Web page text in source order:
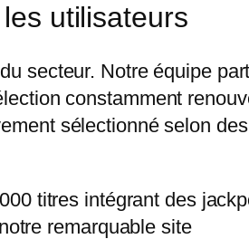
utilisateurs
secteur. Notre équipe
constamment
sélectionné selon
titres intégrant des
remarquable site